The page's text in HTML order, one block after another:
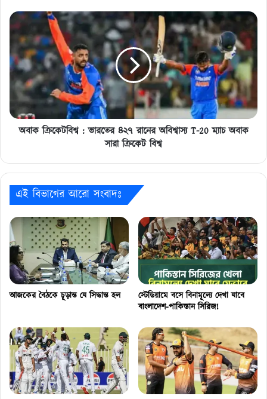
অবাক
ক্রিকেটবিশ্ব
ভারতের
৪২৭
রানের
অবিশ্বাস্য
T-
20
ম্যাচ
ক্রিকেট
অবাক ক্রিকেটবিশ্ব : ভারতের ৪২৭ রানের অবিশ্বাস্য T-20 ম্যাচ অবাক
সারা ক্রিকেট বিশ্ব
এই বিভাগের আরো সংবাদঃ
আজকের বৈঠকে চূড়ান্ত যে সিদ্ধান্ত হল
স্টেডিয়ামে বসে বিনামূল্যে দেখা যাবে
বাংলাদেশ-পাকিস্তান সিরিজ!